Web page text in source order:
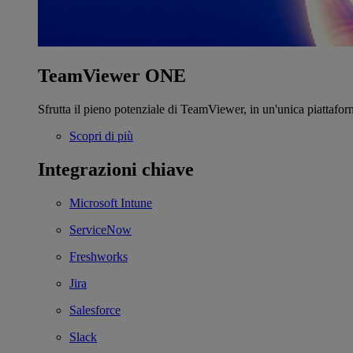
TeamViewer ONE
Sfrutta il pieno potenziale di TeamViewer, in un'unica
Scopri di più
Integrazioni chiave
Microsoft Intune
ServiceNow
Freshworks
Jira
Salesforce
Slack